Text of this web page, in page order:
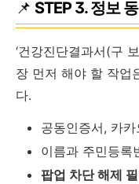
📌 STEP 3. 정보
‘건강진단결과서(구
장 먼저 해야 할 작업
다.
공동인증서, 카
이름과 주민등록
팝업 차단 해제